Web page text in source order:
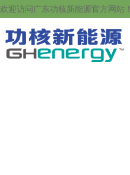
欢迎访问广东功核新能源官方网站！